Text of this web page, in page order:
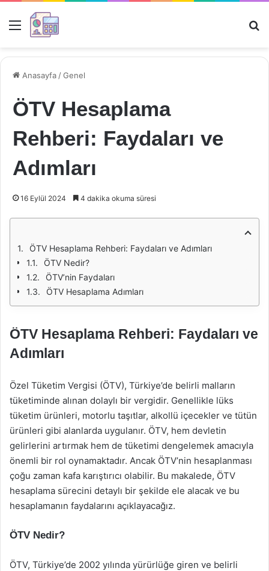
Menü
Anasayfa /Genel
ÖTV Hesaplama
Rehberi: Faydaları ve
Adımları
16 Eylül 2024 4 dakika okuma süresi
ÖTV Hesaplama Rehberi: Faydaları ve Adımları
ÖTV Nedir?
ÖTV’nin Faydaları
ÖTV Hesaplama Adımları
ÖTV Hesaplama Rehberi: Faydaları ve
Adımları
Özel Tüketim Vergisi (ÖTV), Türkiye’de belirli malların
tüketiminde alınan dolaylı bir vergidir. Genellikle lüks
tüketim ürünleri, motorlu taşıtlar, alkollü içecekler ve tütün
ürünleri gibi alanlarda uygulanır. ÖTV, hem devletin
gelirlerini artırmak hem de tüketimi dengelemek amacıyla
önemli bir rol oynamaktadır. Ancak ÖTV’nin hesaplanması
çoğu zaman kafa karıştırıcı olabilir. Bu makalede, ÖTV
hesaplama sürecini detaylı bir şekilde ele alacak ve bu
hesaplamanın faydalarını açıklayacağız.
ÖTV Nedir?
ÖTV, Türkiye’de 2002 yılında yürürlüğe giren ve belirli